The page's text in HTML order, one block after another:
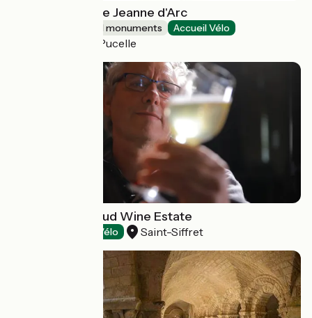
Maison natale de Jeanne d'Arc
Sites and historical monuments Accueil Vélo
Domrémy-la-Pucelle
Domaine Reynaud Wine Estate
Accueil Vélo Saint-Siffret